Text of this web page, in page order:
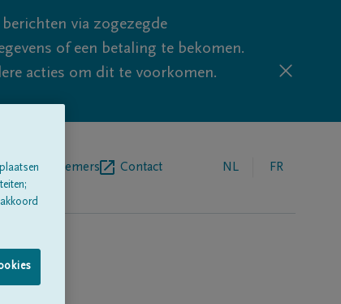
via zogezegde
of een betaling te bekomen.
acties om dit te voorkomen.
Contact NL FR